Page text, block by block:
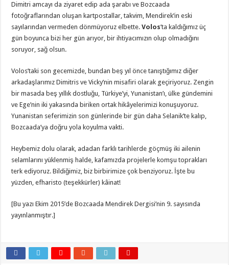
Dimitri amcayı da ziyaret edip ada şarabı ve Bozcaada
fotoğraflarından oluşan kartpostallar, takvim, Mendirek’in eski
sayılarından vermeden dönmüyoruz elbette.Volos’ta kaldığımız üç
gün boyunca bizi her gün arıyor, bir ihtiyacımızın olup olmadığını
soruyor, sağ olsun.
Volos’taki son gecemizde, bundan beş yıl önce tanıştığımız diğer
arkadaşlarımız Dimitris ve Vicky’nin misafiri olarak geçiriyoruz. Zengin
bir masada beş yıllık dostluğu, Türkiye’yi, Yunanistan’ı, ülke gündemini
ve Ege’nin iki yakasında biriken ortak hikâyelerimizi konuşuyoruz.
Yunanistan seferimizin son günlerinde bir gün daha Selanik’te kalıp,
Bozcaada’ya doğru yola koyulma vakti.
Heybemiz dolu olarak, adadan farklı tarihlerde göçmüş iki ailenin
selamlarını yüklenmiş halde, kafamızda projelerle komşu toprakları
terk ediyoruz. Bildiğimiz, biz birbirimize çok benziyoruz. İşte bu
yüzden, efharisto (teşekkürler) kâinat!
[Bu yazı Ekim 2015’de Bozcaada Mendirek Dergisi’nin 9. sayısında
yayınlanmıştır.]